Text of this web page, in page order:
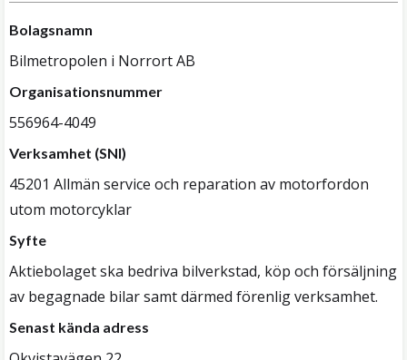
Bolagsnamn
Bilmetropolen i Norrort AB
Organisationsnummer
556964-4049
Verksamhet (SNI)
45201 Allmän service och reparation av motorfordon
utom motorcyklar
Syfte
Aktiebolaget ska bedriva bilverkstad, köp och försäljning
av begagnade bilar samt därmed förenlig verksamhet.
Senast kända adress